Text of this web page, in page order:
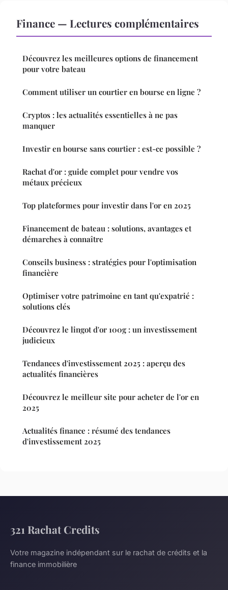
Finance — Lectures complémentaires
Découvrez les meilleures options de financement
pour votre bateau
Comment utiliser un courtier en bourse en ligne ?
Cryptos : les actualités essentielles à ne pas
manquer
Investir en bourse sans courtier : est-ce possible ?
Rachat d'or : guide complet pour vendre vos
métaux précieux
Top plateformes pour investir dans l'or en 2025
Financement de bateau : solutions, avantages et
démarches à connaître
Conseils business : stratégies pour l'optimisation
financière
Optimiser votre patrimoine en tant qu'expatrié :
solutions clés
Découvrez le lingot d'or 100g : un investissement
judicieux
Tendances d'investissement 2025 : aperçu des
actualités financières
Découvrez le meilleur site pour acheter de l'or en
2025
Actualités finance : résumé des tendances
d'investissement 2025
321 Rachat Credits
Votre magazine indépendant sur le rachat de crédits et la
finance immobilière